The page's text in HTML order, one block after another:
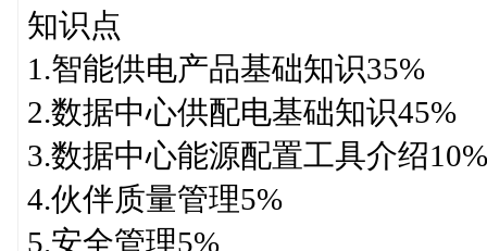
知识点
1.智能供电产品基础知识35%
2.数据中心供配电基础知识45%
3.数据中心能源配置工具介绍10%
4.伙伴质量管理5%
5.安全管理5%